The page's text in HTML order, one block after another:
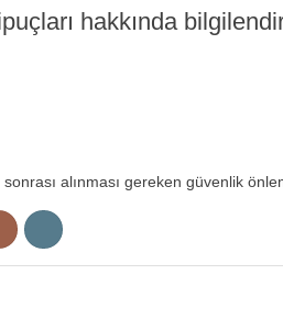
hakkında